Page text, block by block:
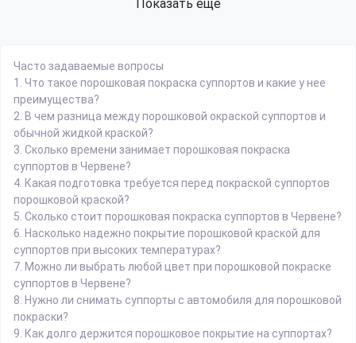
Показать еще
Часто задаваемые вопросы
1. Что такое порошковая покраска суппортов и какие у нее
преимущества?
2. В чем разница между порошковой окраской суппортов и
обычной жидкой краской?
3. Сколько времени занимает порошковая покраска
суппортов в Червене?
4. Какая подготовка требуется перед покраской суппортов
порошковой краской?
5. Сколько стоит порошковая покраска суппортов в Червене?
6. Насколько надежно покрытие порошковой краской для
суппортов при высоких температурах?
7. Можно ли выбрать любой цвет при порошковой покраске
суппортов в Червене?
8. Нужно ли снимать суппорты с автомобиля для порошковой
покраски?
9. Как долго держится порошковое покрытие на суппортах?